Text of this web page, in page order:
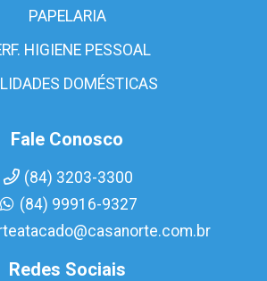
PAPELARIA
HIGIENE PESSOAL
DOMÉSTICAS
Fale Conosco
(84) 3203-3300
(84) 99916-9327
Redes Sociais